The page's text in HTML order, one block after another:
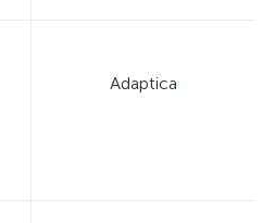
Adaptica